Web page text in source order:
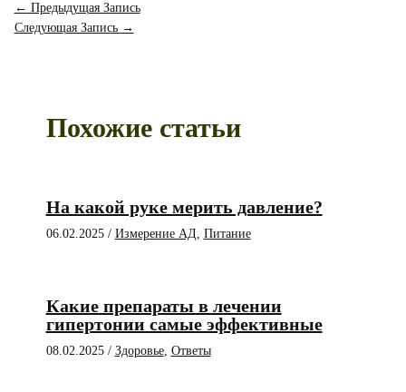
← Предыдущая Запись
Следующая Запись →
Похожие статьи
На какой руке мерить давление?
06.02.2025 / Измерение АД Питание
Какие препараты в лечении
гипертонии самые эффективные
08.02.2025 / Здоровье, Ответы